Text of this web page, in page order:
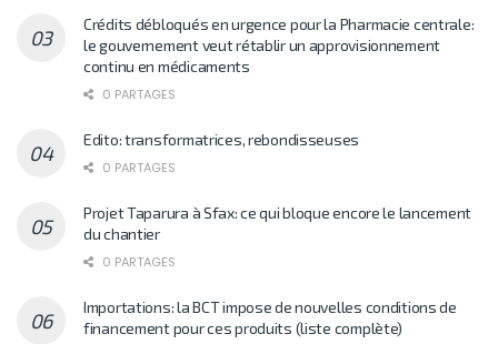
Crédits débloqués en urgence pour la Pharmacie centrale:
le gouvernement veut rétablir un approvisionnement
continu en médicaments
0 PARTAGES
Edito: transformatrices, rebondisseuses
0 PARTAGES
Projet Taparura à Sfax: ce qui bloque encore le lancement
du chantier
0 PARTAGES
Importations: la BCT impose de nouvelles conditions de
financement pour ces produits (liste complète)